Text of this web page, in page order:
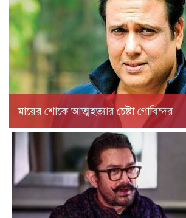
মায়ের শোকে আত্মহত্যার চেষ্টা গোবিন্দর